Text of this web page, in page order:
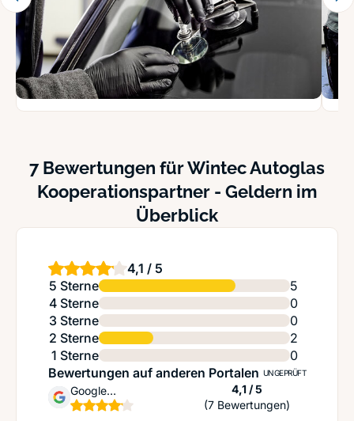
7 Bewertungen für Wintec Autoglas
Kooperationspartner - Geldern im
Überblick
4,1 / 5
5 Sterne
5
4 Sterne
0
3 Sterne
0
2 Sterne
2
1 Sterne
0
Bewertungen auf anderen Portalen UNGEPRÜFT
Google
Unternehmensprofil
4,1 / 5
(7 Bewertungen)